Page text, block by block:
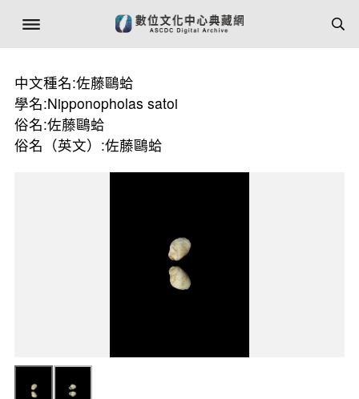
中文種名:佐藤鷗蛤
學名:Nipponopholas satoi
俗名:佐藤鷗蛤
俗名（英文）:佐藤鷗蛤